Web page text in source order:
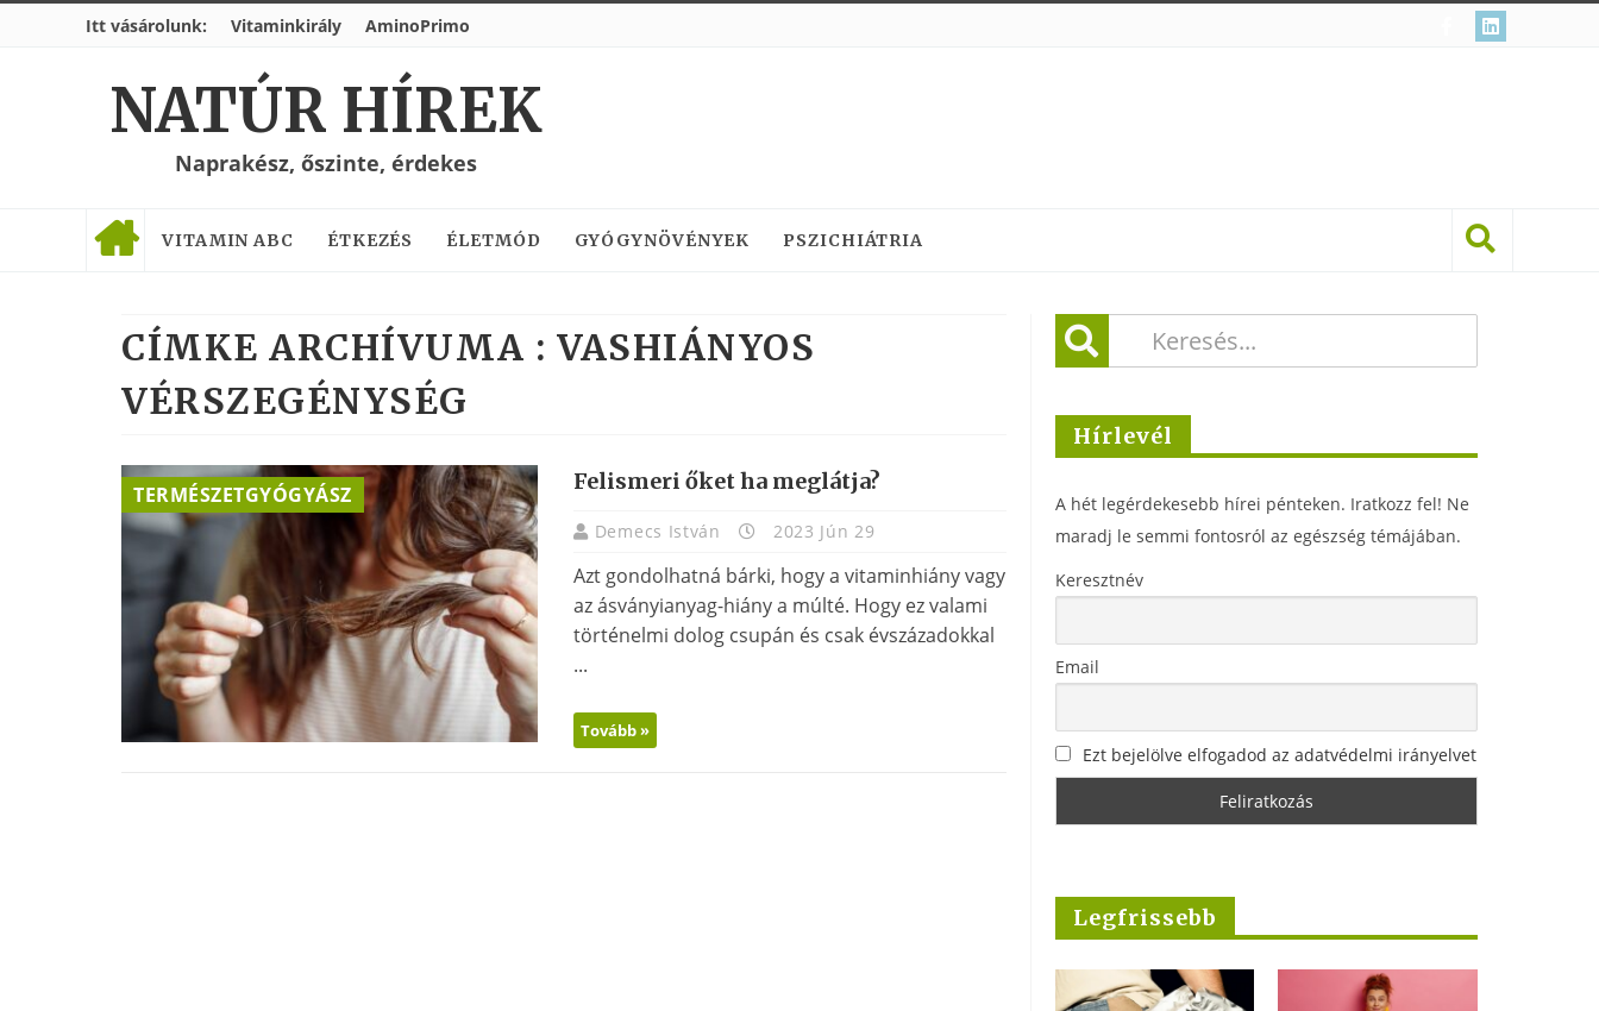
Itt vásárolunk: Vitaminkirály AminoPrimo
NATÚR HÍREK
Naprakész, őszinte, érdekes
VITAMIN ABC ÉTKEZÉS ÉLETMÓD GYÓGYNÖVÉNYEK PSZICHIÁTRIA
CÍMKE ARCHÍVUMA : VASHIÁNYOS
VÉRSZEGÉNYSÉG
TERMÉSZETGYÓGYÁSZ Felismeri őket ha meglátja?
Demecs István 2023 Jún 29
Azt gondolhatná bárki, hogy a vitaminhiány vagy
az ásványianyag-hiány a múlté. Hogy ez valami
történelmi dolog csupán és csak évszázadokkal
...
Tovább »
Hírlevél
A hét legérdekesebb hírei pénteken. Iratkozz fel! Ne
maradj le semmi fontosról az egészség témájában.
Keresztnév
Email
Ezt bejelölve elfogadod az adatvédelmi irányelvet
Legfrissebb